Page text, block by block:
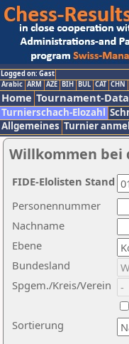
Logged on: Gast
Arabic ARM AZE BIH BUL CAT CHN
Home Tournament-
Turnierschach-Elozahl
Allgemeines Turnier
Willkommen bei
Nachname
Ebene
Sortierung
Personennummer
Bundesland
Spgem./Kreis/Verein
FIDE-Elolisten Stand